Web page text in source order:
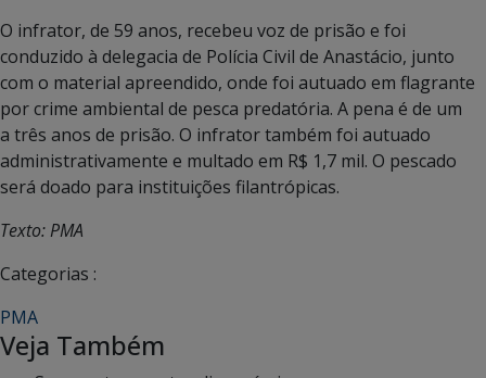
O infrator, de 59 anos, recebeu voz de prisão e foi
conduzido à delegacia de Polícia Civil de Anastácio, junto
com o material apreendido, onde foi autuado em flagrante
por crime ambiental de pesca predatória. A pena é de um
a três anos de prisão. O infrator também foi autuado
administrativamente e multado em R$ 1,7 mil. O pescado
será doado para instituições filantrópicas.
Texto: PMA
Categorias :
PMA
Veja Também